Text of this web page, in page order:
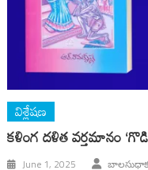
విశ్లేషణ
కళింగ దళిత వర్తమానం
June 1, 2025